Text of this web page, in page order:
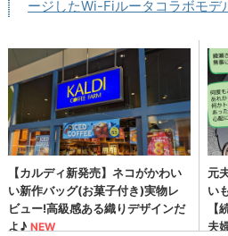
ージしたWi-Fiルータコラボモデ